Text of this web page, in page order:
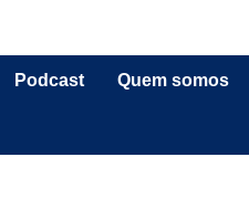
Podcast Quem somos